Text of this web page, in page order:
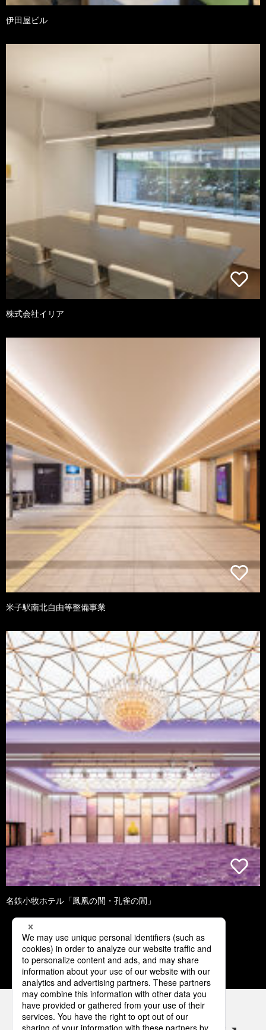
伊田屋ビル
株式会社イリア
米子駅南北自由等整備事業
名鉄小牧ホテル「鳳凰の間・孔雀の間」
2 3 4 5 6
パナソニックの電気設備 SNSアカウント